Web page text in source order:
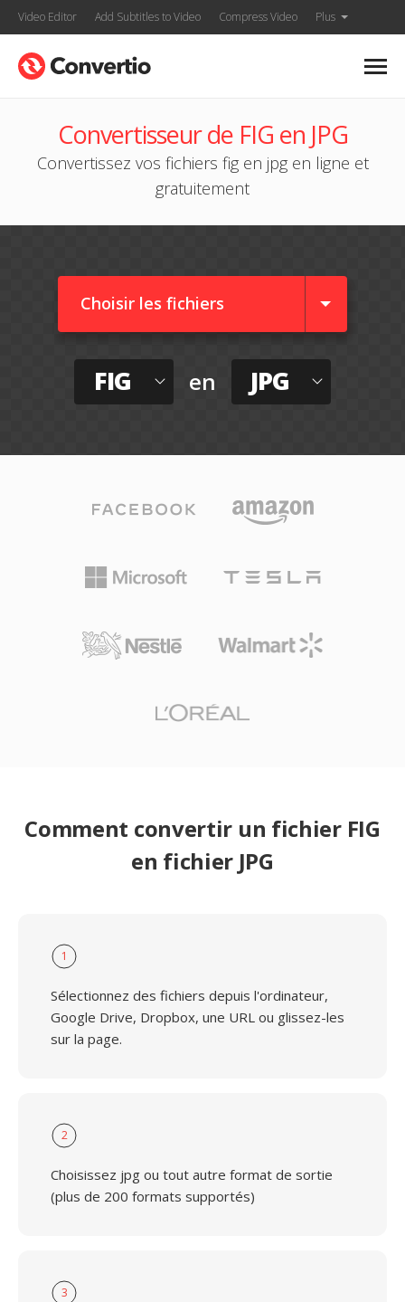
Video Editor Add Subtitles to Video Compress Video Plus
Convertisseur de FIG en JPG
Convertissez vos fichiers fig en jpg en ligne et
gratuitement
Choisir les fichiers
FIG en JPG
Comment convertir un fichier FIG
en fichier JPG
1
Sélectionnez des fichiers depuis l'ordinateur,
Google Drive, Dropbox, une URL ou glissez-les
sur la page.
2
Choisissez jpg ou tout autre format de sortie
(plus de 200 formats supportés)
3